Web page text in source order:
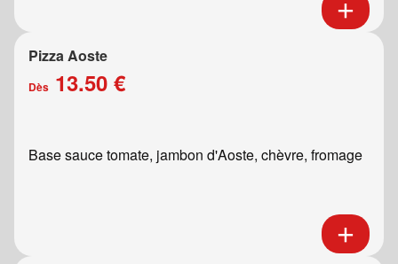
Pizza Aoste
Dès 13.50 €
Base sauce tomate, jambon d'Aoste, chèvre, fromage